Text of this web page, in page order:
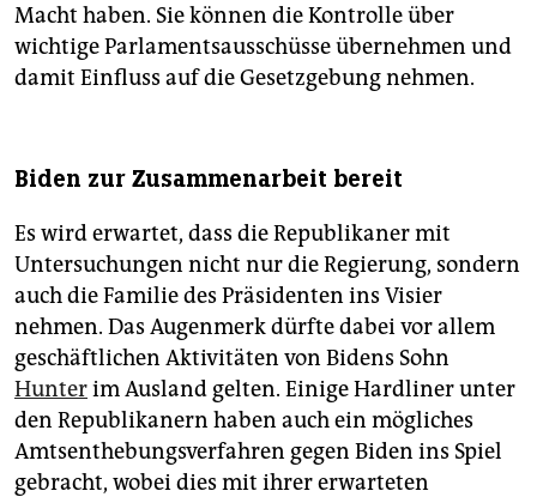
Macht haben. Sie können die Kontrolle über
wichtige Parlamentsausschüsse übernehmen und
damit Einfluss auf die Gesetzgebung nehmen.
Biden zur Zusammenarbeit bereit
Es wird erwartet, dass die Republikaner mit
Untersuchungen nicht nur die Regierung, sondern
auch die Familie des Präsidenten ins Visier
nehmen. Das Augenmerk dürfte dabei vor allem
geschäftlichen Aktivitäten von Bidens Sohn
Hunterim Ausland gelten. Einige Hardliner unter
den Republikanern haben auch ein mögliches
Amtsenthebungsverfahren gegen Biden ins Spiel
gebracht, wobei dies mit ihrer erwarteten